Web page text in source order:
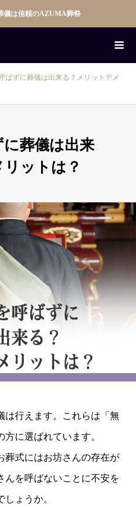
儀は信頼のAZUMA葬祭
ばずに葬儀は出来る？メリットデメ
葬儀は出来
ットは？
は行えます。これらは「無
に選ばれています。
葬式にはお坊さんの存在が
んを呼ばないことに不安を
ょうか。